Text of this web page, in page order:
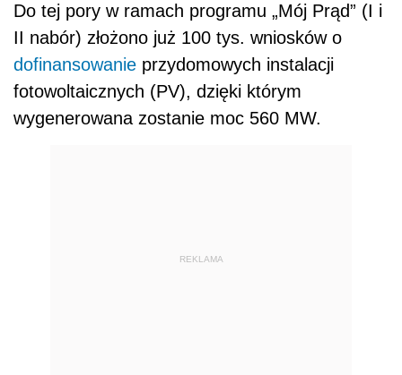
Do tej pory w ramach programu „Mój Prąd” (I i
II nabór) złożono już 100 tys. wniosków o
dofinansowanie przydomowych instalacji
fotowoltaicznych (PV), dzięki którym
wygenerowana zostanie moc 560 MW.
REKLAMA